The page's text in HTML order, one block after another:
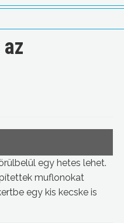
egy hetes lehet.
muflonokat
egy kis kecske is